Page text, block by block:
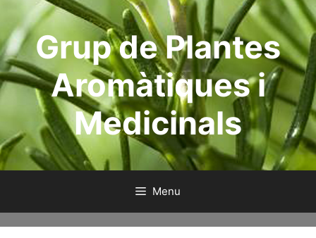
contenuGrup de Plantes
Aromàtiques i
Medicinals
Menu